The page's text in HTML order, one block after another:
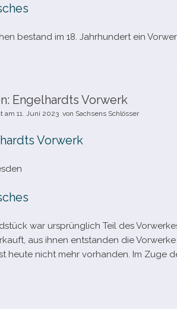
bestand im 18. Jahrhundert ein
Engelhardts Vorwerk
am 11. Juni 2023 von Sachsens Schlösser
Vorwerk
war ursprüng­lich Teil des
aus ihnen ent­stan­den die
heute nicht mehr vor­han­den. Im Zuge